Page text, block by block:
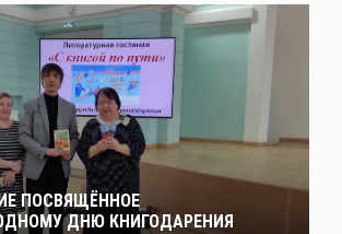
ПОСВЯЩЁННОЕ
ДНЮ КНИГОДАРЕНИЯ